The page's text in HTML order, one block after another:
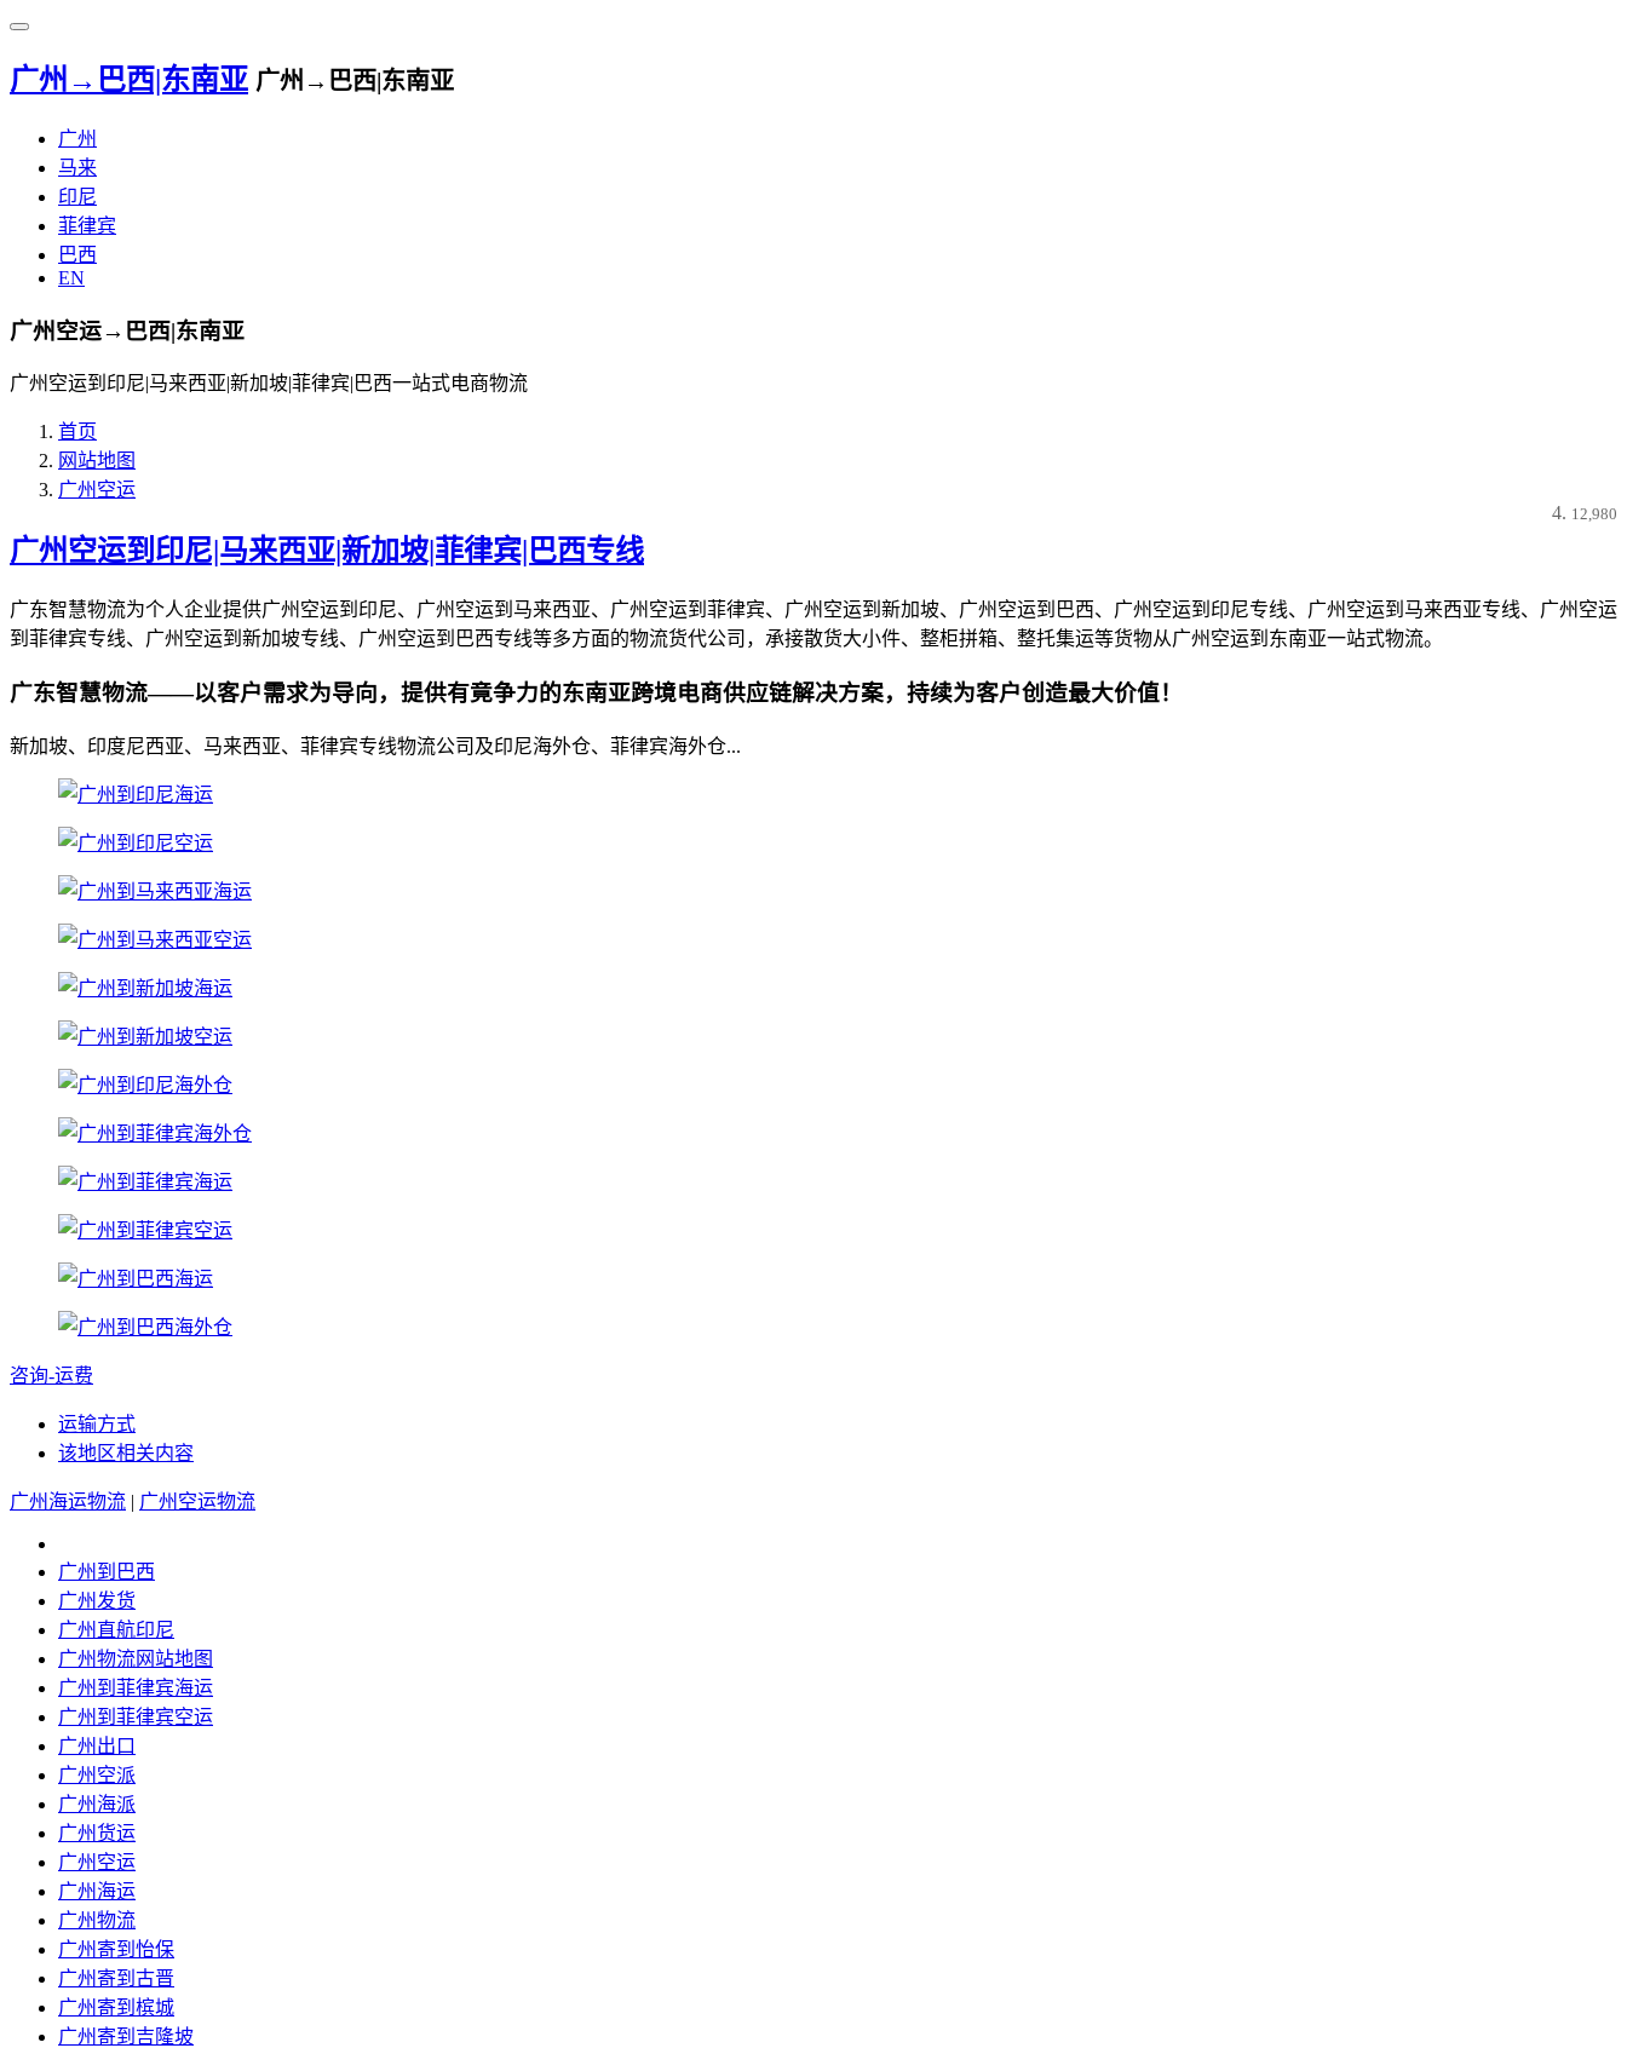
广州→巴西|东南亚 广州→巴西|东南亚
广州
马来
印尼
菲律宾
巴西
EN
广州空运→巴西|东南亚
广州空运到印尼|马来西亚|新加坡|菲律宾|巴西一站式电商物流
首页
网站地图
广州空运
12,980
广州空运到印尼|马来西亚|新加坡|菲律宾|巴西专线
广东智慧物流为个人企业提供广州空运到印尼、广州空运到马来西亚、广州空运到菲律宾、广州空运到新加坡、广州空运到巴西、广州空运到印尼专线、广州空运到马来西亚专线、广州空运
到菲律宾专线、广州空运到新加坡专线、广州空运到巴西专线等多方面的物流货代公司，承接散货大小件、整柜拼箱、整托集运等货物从广州空运到东南亚一站式物流。
广东智慧物流——以客户需求为导向，提供有竟争力的东南亚跨境电商供应链解决方案，持续为客户创造最大价值！
新加坡、印度尼西亚、马来西亚、菲律宾专线物流公司及印尼海外仓、菲律宾海外仓...
咨询-运费
运输方式
该地区相关内容
广州海运物流 | 广州空运物流
广州到巴西
广州发货
广州直航印尼
广州物流网站地图
广州到菲律宾海运
广州到菲律宾空运
广州出口
广州空派
广州海派
广州货运
广州空运
广州海运
广州物流
广州寄到怡保
广州寄到古晋
广州寄到槟城
广州寄到吉隆坡